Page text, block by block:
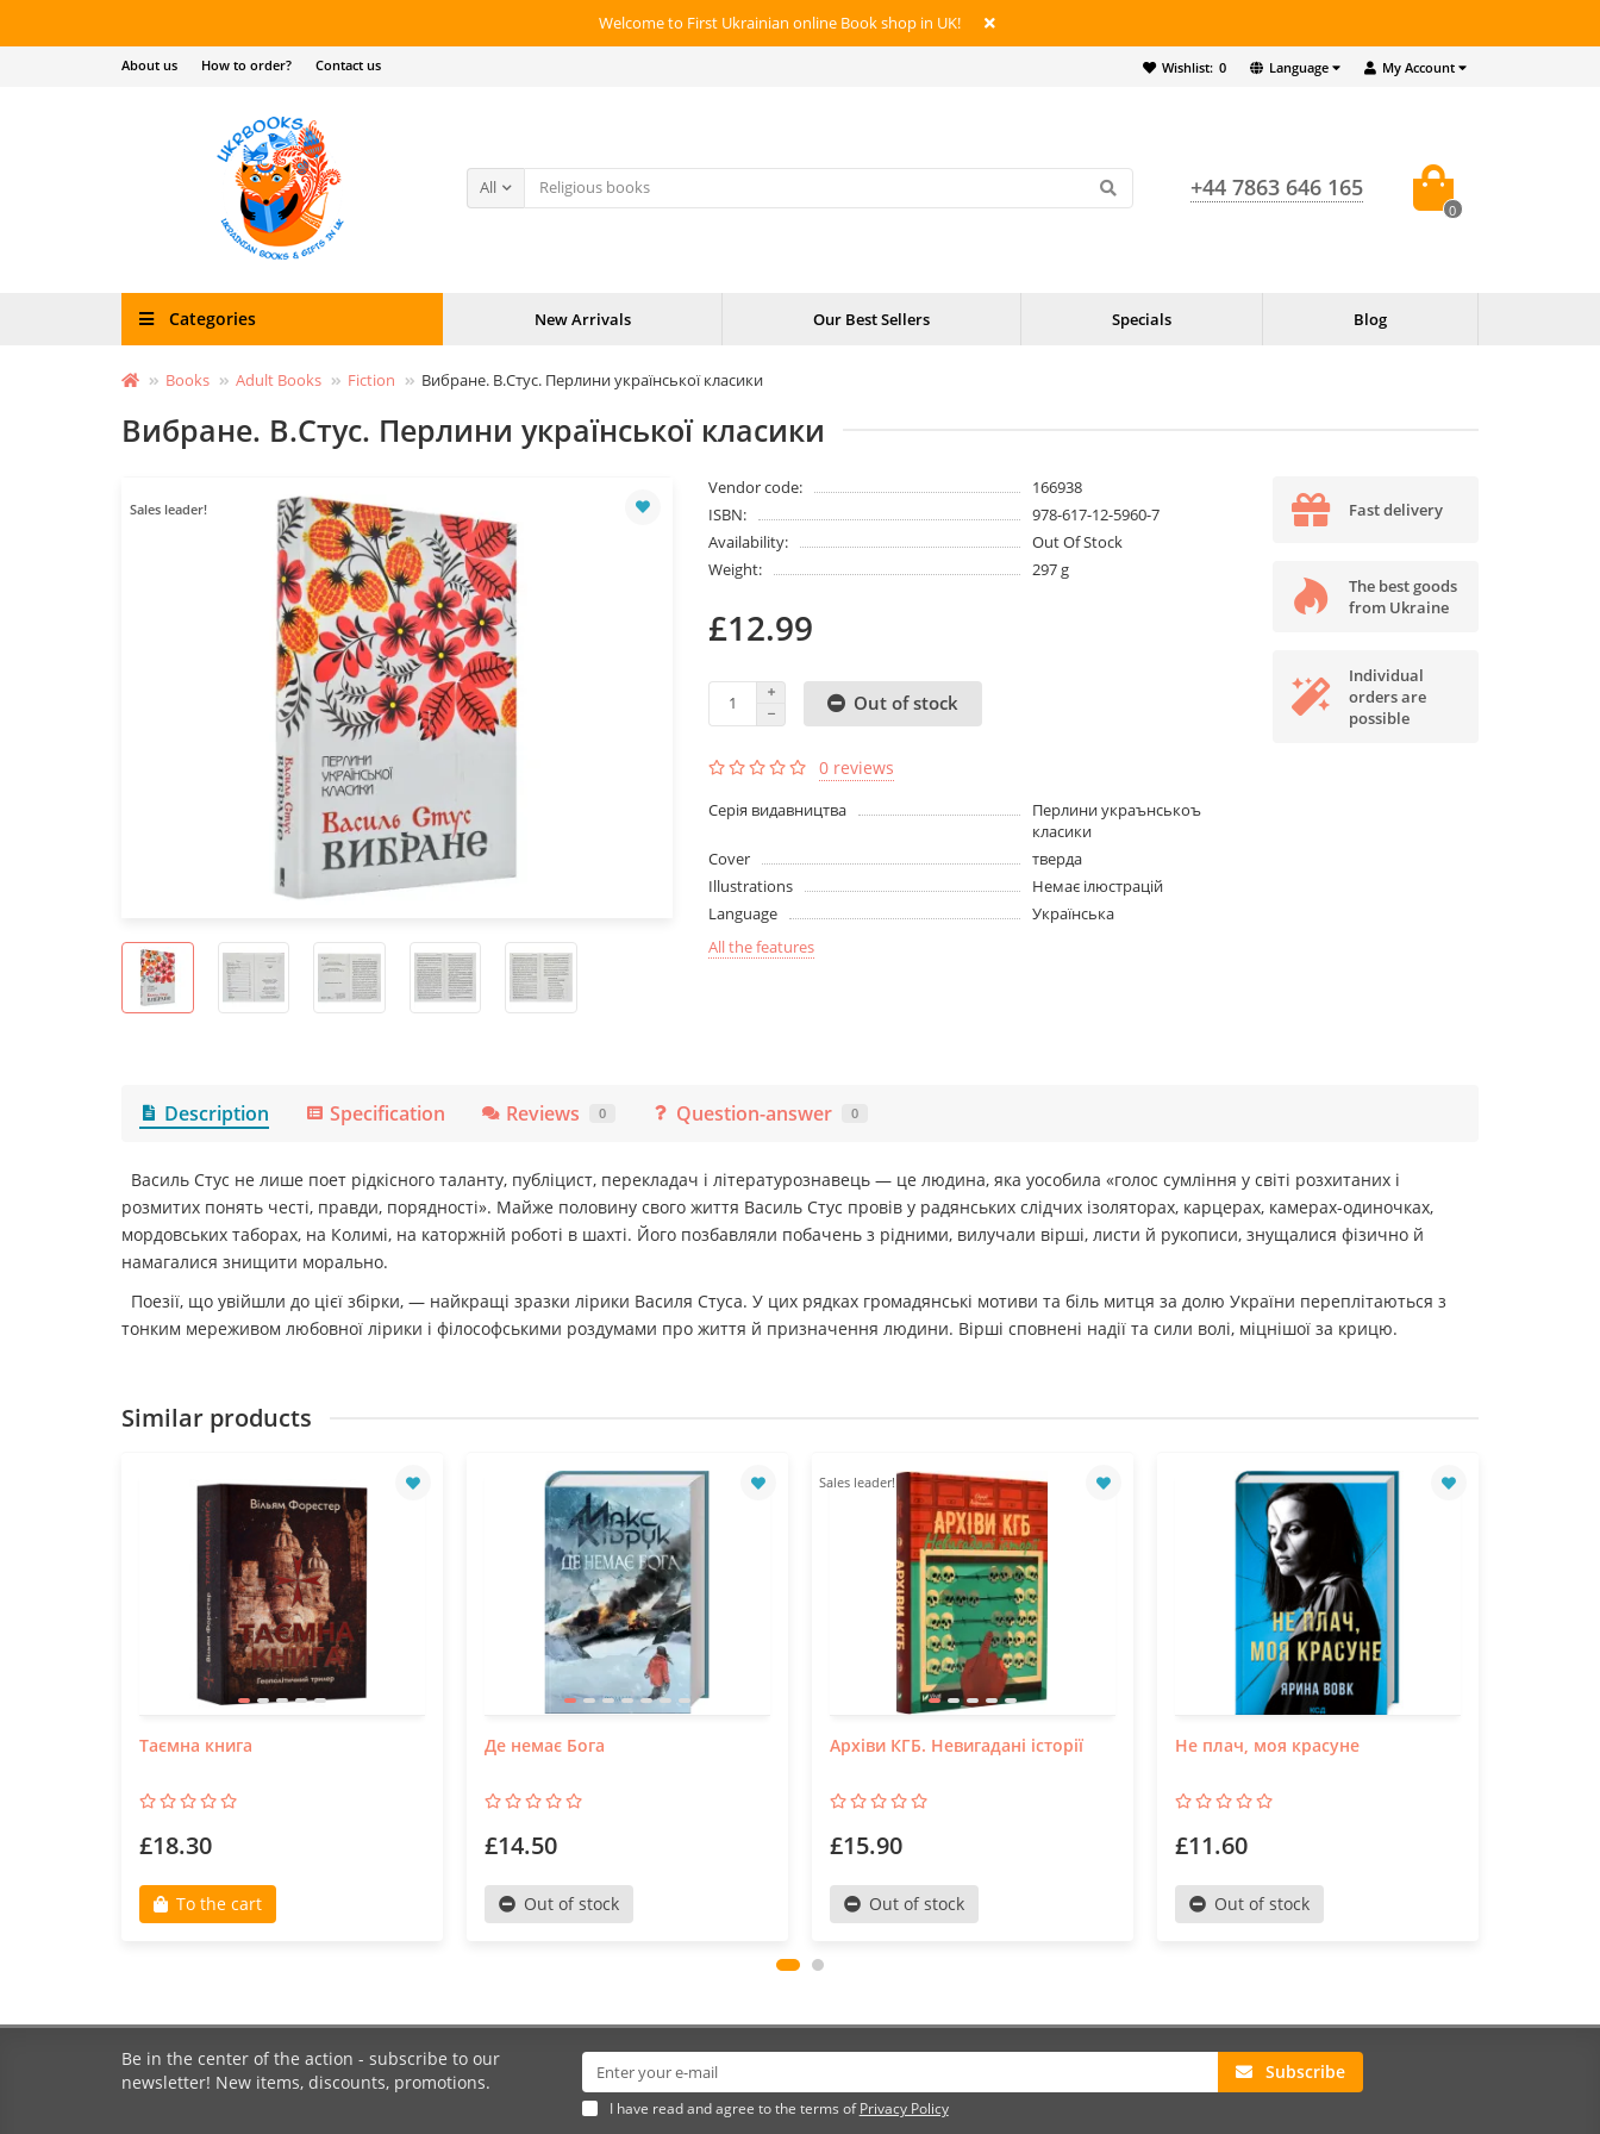
Welcome to First Ukrainian online Book shop in UK!
My Account
Language
Wishlist: 0
About us How to order? Contact us
All +44 7863 646 165
0
Categories New Arrivals Our Best Sellers Specials Blog
Books Adult Books Fiction Вибране. В.Стус. Перлини української класики
Вибране. В.Стус. Перлини української класики
Sales leader!
Vendor code:
166938
ISBN:
978-617-12-5960-7
Availability:
Out Of Stock
Weight:
297 g
£12.99
Out of stock
0 reviews
Серія видавництва
Перлини украънськоъ
класики
Cover
тверда
Illustrations
Немає ілюстрацій
Language
Українська
All the features
Fast delivery
The best goods
from Ukraine
Individual
orders are
possible
Description Specification Reviews 0 Question-answer 0
Василь Стус не лише поет рідкісного таланту, публіцист, перекладач і літературознавець — це людина, яка уособила «голос сумління у світі розхитаних і
розмитих понять честі, правди, порядності». Майже половину свого життя Василь Стус провів у радянських слідчих ізоляторах, карцерах, камерах-одиночках,
мордовських таборах, на Колимі, на каторжній роботі в шахті. Його позбавляли побачень з рідними, вилучали вірші, листи й рукописи, знущалися фізично й
намагалися знищити морально.
Поезії, що увійшли до цієї збірки, — найкращі зразки лірики Василя Стуса. У цих рядках громадянські мотиви та біль митця за долю України переплітаються з
тонким мереживом любовної лірики і філософськими роздумами про життя й призначення людини. Вірші сповнені надії та сили волі, міцнішої за крицю.
Similar products
Таємна книга
£18.30
To the cart
Де немає Бога
£14.50
Out of stock
Sales leader!
Архіви КГБ. Невигадані історії
£15.90
Out of stock
Не плач, моя красуне
£11.60
Out of stock
Be in the center of the action - subscribe to our
newsletter! New items, discounts, promotions.
Subscribe
I have read and agree to the terms ofPrivacy Policy